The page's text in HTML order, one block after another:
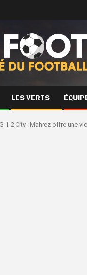
LES VERTS
1-2 City : Mahrez offre une